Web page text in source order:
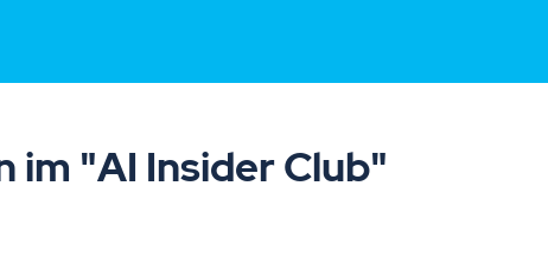
im "AI Insider Club"